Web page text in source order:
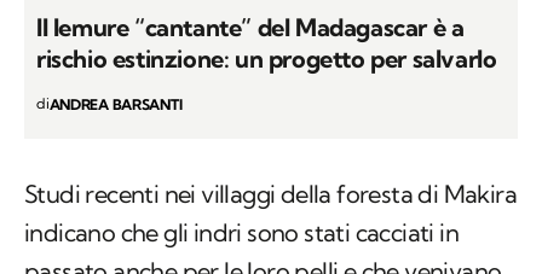
Studi recenti nei villaggi della foresta di Makira
indossate come abiti. La carne di indri, inoltre,
è molto pregiata e ha un prezzo elevato. I